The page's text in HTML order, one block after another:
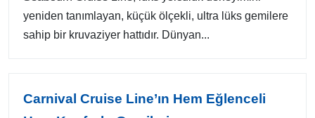
yeniden tanımlayan, küçük ölçekli, ultra lüks gemilere
sahip bir kruvaziyer hattıdır. Dünyan...
Carnival Cruise Line’ın Hem Eğlenceli